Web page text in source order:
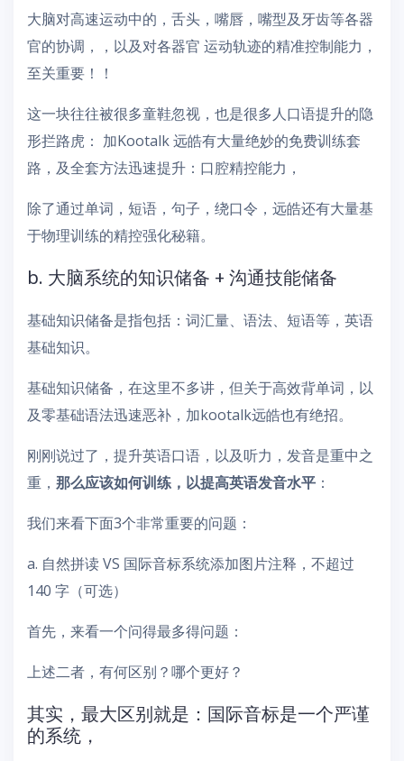
大脑对高速运动中的，舌头，嘴唇，嘴型及牙齿等各器
官的协调，，以及对各器官 运动轨迹的精准控制能力，
至关重要！！
这一块往往被很多童鞋忽视，也是很多人口语提升的隐
形拦路虎： 加Kootalk 远皓有大量绝妙的免费训练套
路，及全套方法迅速提升：口腔精控能力，
除了通过单词，短语，句子，绕口令，远皓还有大量基
于物理训练的精控强化秘籍。
b. 大脑系统的知识储备 + 沟通技能储备
基础知识储备是指包括：词汇量、语法、短语等，英语
基础知识。
基础知识储备，在这里不多讲，但关于高效背单词，以
及零基础语法迅速恶补，加kootalk远皓也有绝招。
刚刚说过了，提升英语口语，以及听力，发音是重中之
重， 那么应该如何训练，以提高英语发音水平 ：
我们来看下面3个非常重要的问题：
a. 自然拼读 VS 国际音标系统添加图片注释，不超过
140 字（可选）
首先，来看一个问得最多得问题：
上述二者，有何区别？哪个更好？
其实，最大区别就是：国际音标是一个严谨
的系统，